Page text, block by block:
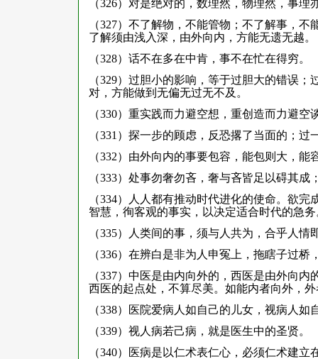
（326）对是绝对的，数理然，物理然，事
（327）不了解物，不能管物；不了解事，
了解须由浅入深，由外向内，方能无遗无越。
（328）话不在多在中肯，事不在忙在得穷。
（329）过胆小的影响，等于过胆大的错误
对，方能做到无偏无过无不及。
（330）重实践而力避空想，重创造而力避空
（331）探一步的顾虑，反恐撂了当面的；
（332）由外向内的事要包容，能包则大，
（333）处事勿奢勿吝，奢与吝皆足以碍其
（334）人人都有推动时代进化的使命。欲
智慧，徇客观的事实，以决定适合时代的急务
（335）人类间的事，须与人共为，合乎人
（336）在辨白是非为人申冤上，拖瞎子过
（337）中医是由内向外的，西医是由外向
西医的起点处，不算尽美。如能内者向外，
（338）医院爱病人如自己的儿女，视病人
（339）视人病若己病，就是医生中的圣贤。
（340）医病是以仁术表仁心，必须仁术建